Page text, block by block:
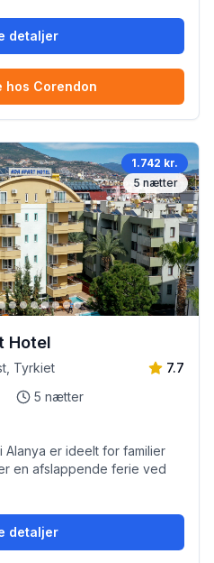
detaljer
hos Corendon
1.742 kr.
5 nætter
Hotel
Tyrkiet
7.7
5 nætter
Alanya er ideelt for familier
en afslappende ferie ved
detaljer